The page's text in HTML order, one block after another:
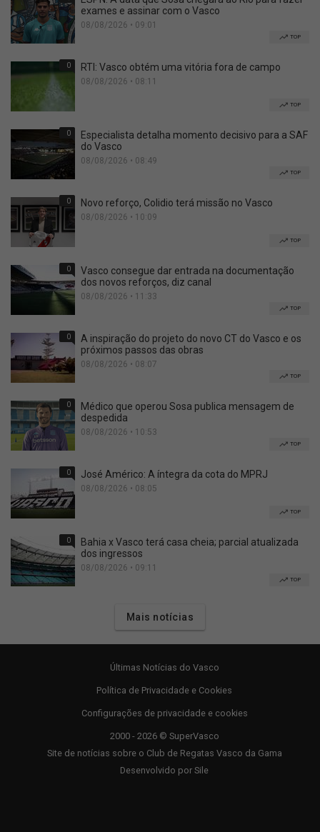
exames e assinar com o Vasco
08/08/2026 • 09:01
TOP
0 RTI: Vasco obtém uma vitória fora de campo
08/08/2026 • 08:11
TOP
0
Especialista detalha momento decisivo para a SAF
do Vasco
08/08/2026 • 08:49
TOP
0 Novo reforço, Colidio terá missão no Vasco
08/08/2026 • 10:09
TOP
0
Vasco consegue dar entrada na documentação
dos novos reforços, diz canal
08/08/2026 • 11:33
TOP
0
A inspiração do projeto do novo CT do Vasco e os
próximos passos das obras
08/08/2026 • 08:07
TOP
0
Médico que operou Sosa publica mensagem de
despedida
08/08/2026 • 10:53
TOP
0 José Américo: A íntegra da cota do MPRJ
08/08/2026 • 08:05
TOP
0
Bahia x Vasco terá casa cheia; parcial atualizada
dos ingressos
08/08/2026 • 09:11
TOP
Mais notícias
Últimas Notícias do Vasco
Política de Privacidade e Cookies
Configurações de privacidade e cookies
2000 - 2026 © SuperVasco
Site de notícias sobre o Club de Regatas Vasco da Gama
Desenvolvido por Sile